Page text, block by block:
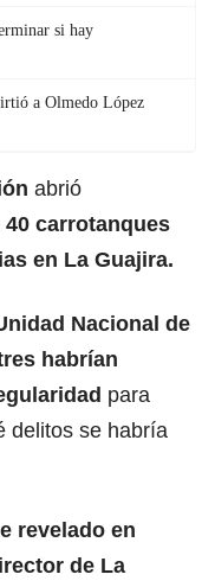
si hay
a Olmedo López
abrió
carrotanques
en La Guajira.
Nacional de
habrían
para
delitos se habría
revelado en
de La